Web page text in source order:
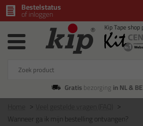
Bestelstatus
of inloggen
Gratisbezorging in NL & BE
Wanneer ga ik mijn bestelling ontvangen?